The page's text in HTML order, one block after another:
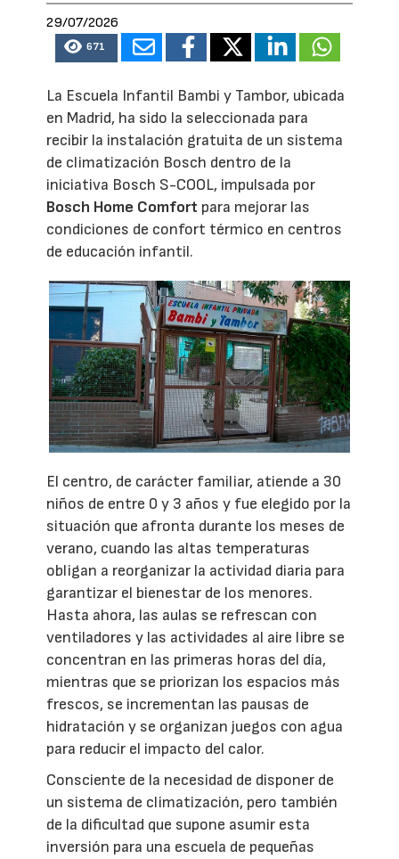
29/07/2026
671
La Escuela Infantil Bambi y Tambor, ubicada
en Madrid, ha sido la seleccionada para
recibir la instalación gratuita de un sistema
de climatización Bosch dentro de la
iniciativa Bosch S-COOL, impulsada por
Bosch Home Comfort para mejorar las
condiciones de confort térmico en centros
de educación infantil.
El centro, de carácter familiar, atiende a 30
niños de entre 0 y 3 años y fue elegido por la
situación que afronta durante los meses de
verano, cuando las altas temperaturas
obligan a reorganizar la actividad diaria para
garantizar el bienestar de los menores.
Hasta ahora, las aulas se refrescan con
ventiladores y las actividades al aire libre se
concentran en las primeras horas del día,
mientras que se priorizan los espacios más
frescos, se incrementan las pausas de
hidratación y se organizan juegos con agua
para reducir el impacto del calor.
Consciente de la necesidad de disponer de
un sistema de climatización, pero también
de la dificultad que supone asumir esta
inversión para una escuela de pequeñas